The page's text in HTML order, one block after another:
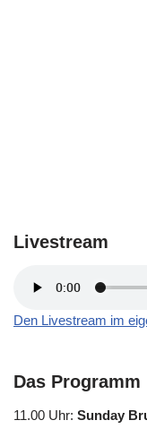
Livestream
Den Livestream im
Das Programm
11.00 Uhr: Sunday